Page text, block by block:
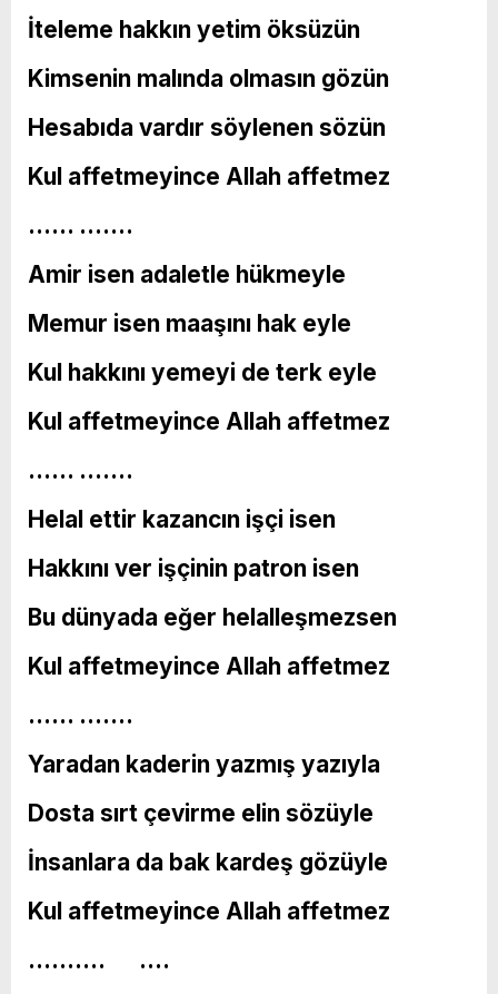
İteleme hakkın yetim öksüzün
Kimsenin malında olmasın gözün
Hesabıda vardır söylenen sözün
Kul affetmeyince Allah affetmez
…… …….
Amir isen adaletle hükmeyle
Memur isen maaşını hak eyle
Kul hakkını yemeyi de terk eyle
Kul affetmeyince Allah affetmez
…… …….
Helal ettir kazancın işçi isen
Hakkını ver işçinin patron isen
Bu dünyada eğer helalleşmezsen
Kul affetmeyince Allah affetmez
…… …….
Yaradan kaderin yazmış yazıyla
Dosta sırt çevirme elin sözüyle
İnsanlara da bak kardeş gözüyle
Kul affetmeyince Allah affetmez
………. ….